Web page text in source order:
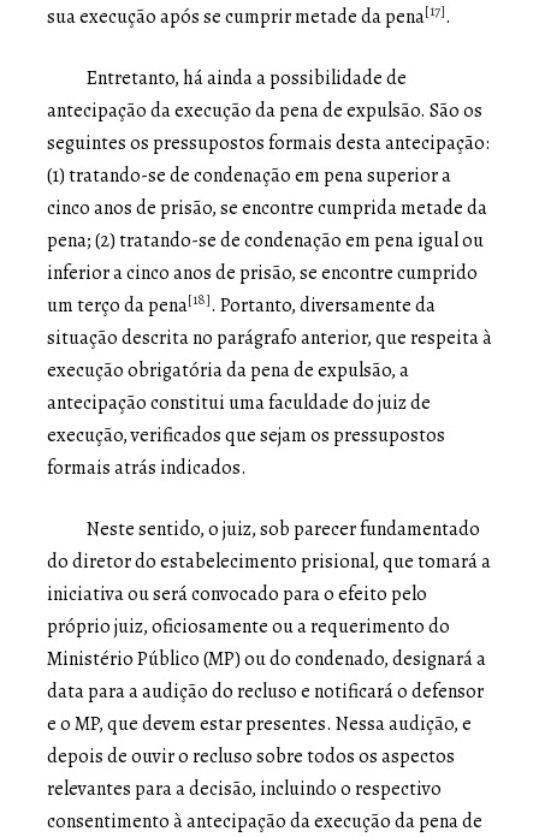
sua execução após se cumprir metade da pena[17].
Entretanto, há ainda a possibilidade de
antecipação da execução da pena de expulsão. São os
seguintes os pressupostos formais desta antecipação:
(1) tratando-se de condenação em pena superior a
cinco anos de prisão, se encontre cumprida metade da
pena; (2) tratando-se de condenação em pena igual ou
inferior a cinco anos de prisão, se encontre cumprido
um terço da pena[18]. Portanto, diversamente da
situação descrita no parágrafo anterior, que respeita à
execução obrigatória da pena de expulsão, a
antecipação constitui uma faculdade do juiz de
execução, verificados que sejam os pressupostos
formais atrás indicados.
Neste sentido, o juiz, sob parecer fundamentado
do diretor do estabelecimento prisional, que tomará a
iniciativa ou será convocado para o efeito pelo
próprio juiz, oficiosamente ou a requerimento do
Ministério Público (MP) ou do condenado, designará a
data para a audição do recluso e notificará o defensor
e o MP, que devem estar presentes. Nessa audição, e
depois de ouvir o recluso sobre todos os aspectos
relevantes para a decisão, incluindo o respectivo
consentimento à antecipação da execução da pena de